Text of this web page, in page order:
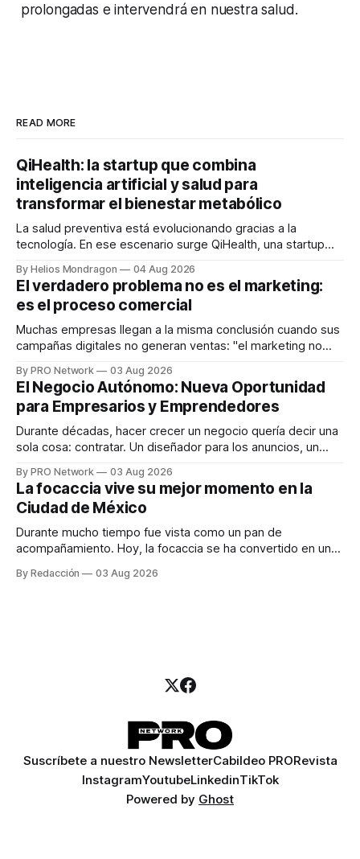
prolongadas e intervendrá en nuestra salud.
READ MORE
QiHealth: la startup que combina
inteligencia artificial y salud para
transformar el bienestar metabólico
La salud preventiva está evolucionando gracias a la
tecnología. En ese escenario surge QiHealth, una startup
dispositivos inteligentes, inteligencia artificial y monitoreo
en tiempo real para ayudar a las personas a tomar mejores
decisiones sobre su salud metabólica. Su propuesta busca
responder
By Helios Mondragon 04 Aug 2026
El verdadero problema no es el marketing:
es el proceso comercial
Muchas empresas llegan a la misma conclusión cuando sus
campañas digitales no generan ventas: "el marketing no
INTERIUS, el problema suele estar en otro lugar. Durante
una entrevista para el podcast SER PRO, el especialista en
marketing digital explicó que
By PRO Network 03 Aug 2026
El Negocio Autónomo: Nueva Oportunidad
para Empresarios y Emprendedores
Durante décadas, hacer crecer un negocio quería decir una
sola cosa: contratar. Un diseñador para los anuncios, un
para los textos, alguien que supiera de publicidad digital
para encontrar prospectos, un vendedor para atender
llamadas y mensajes, y —con suerte— una persona
By PRO Network 03 Aug 2026
La focaccia vive su mejor momento en la
Ciudad de México
Durante mucho tiempo fue vista como un pan de
acompañamiento. Hoy, la focaccia se ha convertido en uno
artesanal, ingredientes de calidad y experiencias que
By Redacción 03 Aug 2026
Suscríbete a nuestro NewsletterCabildeo PRORevista
InstagramYoutubeLinkedinTikTok
Powered by Ghost